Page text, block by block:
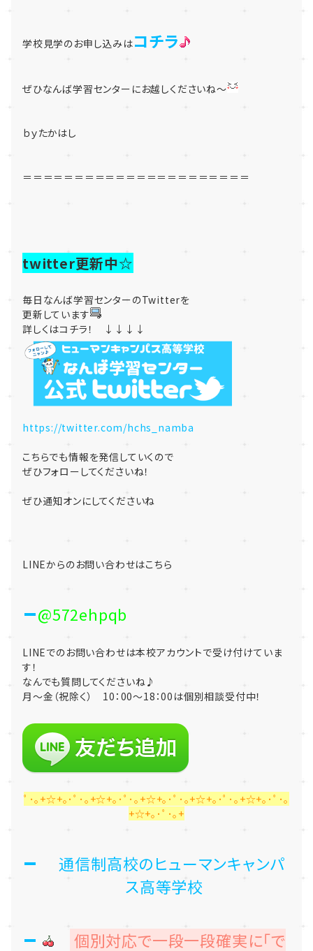
学校見学のお申し込みはコチラ
ぜひなんば学習センターにお越しくださいね～
ｂｙたかはし
＝＝＝＝＝＝＝＝＝＝＝＝＝＝＝＝＝＝＝＝＝＝
twitter更新中☆
毎日なんば学習センターのTwitterを
更新しています
詳しくはコチラ！ ↓↓↓↓
https://twitter.com/hchs_namba
こちらでも情報を発信していくので
ぜひフォローしてくださいね！
ぜひ通知オンにしてくださいね
LINEからのお問い合わせはこちら
@572ehpqb
LINEでのお問い合わせは本校アカウントで受け付けていま
す！
なんでも質問してくださいね♪
月～金（祝除く） 10：00～18：00は個別相談受付中！
ﾟ･｡+☆+｡･ﾟ･｡+☆+｡･ﾟ･｡+☆+｡･ﾟ･｡+☆+｡･ﾟ･｡+☆+｡･ﾟ･｡
+☆+｡･ﾟ･｡+
通信制高校のヒューマンキャンパ
ス高等学校
個別対応で一段一段確実に「で